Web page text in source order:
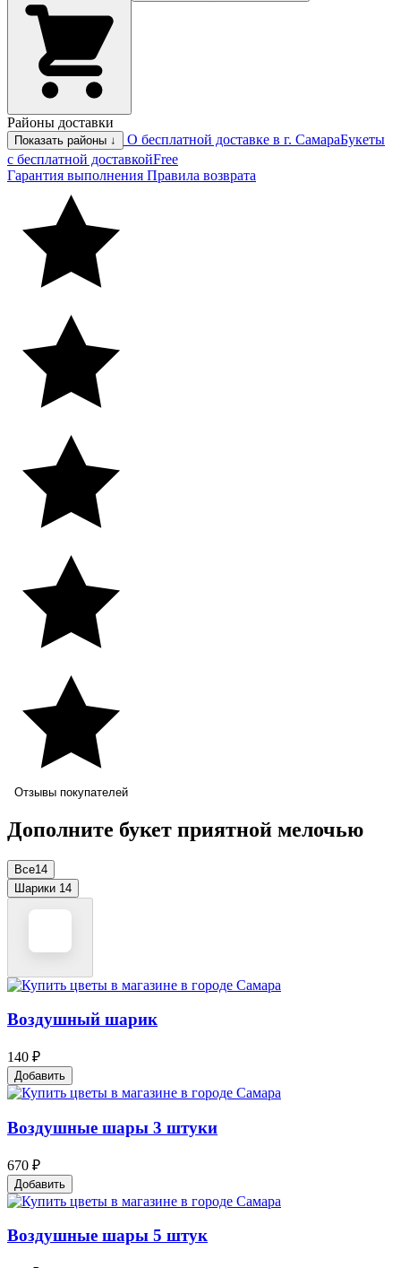
Районы доставки
Показать районы ↓ О бесплатной доставке в г. СамараБукеты
с бесплатной доставкойFree
Гарантия выполнения Правила возврата
Отзывы покупателей
Дополните букет приятной мелочью
Все14
Шарики 14
Воздушный шарик
140 ₽
Добавить
Воздушные шары 3 штуки
670 ₽
Добавить
Воздушные шары 5 штук